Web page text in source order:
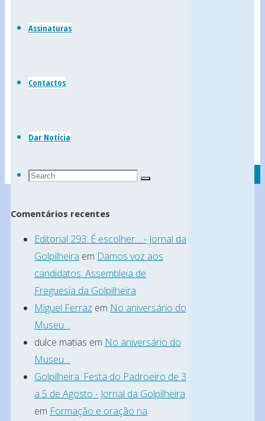
Assinaturas
Contactos
Dar Notícia
Search
Search
passado
29
de
Maio,
a
Assembleia
Geral
do
Recreativo
da
Comentários recentes
Editorial 293: É escolher… - Jornal da
Golpilheira em Damos voz aos
candidatos: Assembleia de
Freguesia da Golpilheira
Miguel Ferraz em No aniversário do
Museu…
dulce matias em No aniversário do
Museu…
Golpilheira: Festa do Padroeiro de 3
a 5 de Agosto - Jornal da Golpilheira
em Formação e oração na